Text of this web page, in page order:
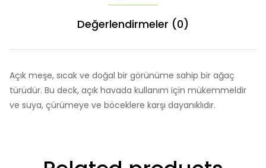
Değerlendirmeler (0)
Açık meşe, sıcak ve doğal bir görünüme sahip bir ağaç
türüdür. Bu deck, açık havada kullanım için mükemmeldir
ve suya, çürümeye ve böceklere karşı dayanıklıdır.